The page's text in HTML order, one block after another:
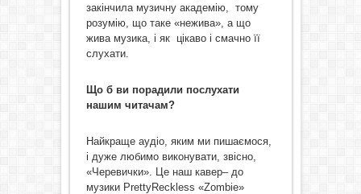
закінчила музичну академію, тому
розумію, що таке «нежива», а що
жива музика, і як цікаво і смачно її
слухати.
Що б ви порадили послухати
нашим читачам?
Найкраще аудіо, яким ми пишаємося,
і дуже любимо виконувати, звісно,
«Черевички». Це наш кавер– до
музики PrettyReckless «Zombie»